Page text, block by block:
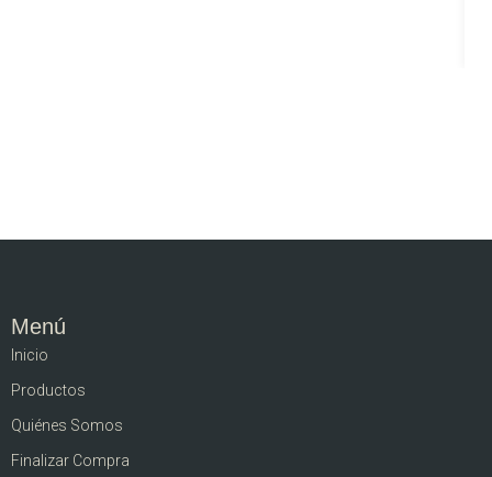
Menú
Inicio
Productos
Quiénes Somos
Finalizar Compra